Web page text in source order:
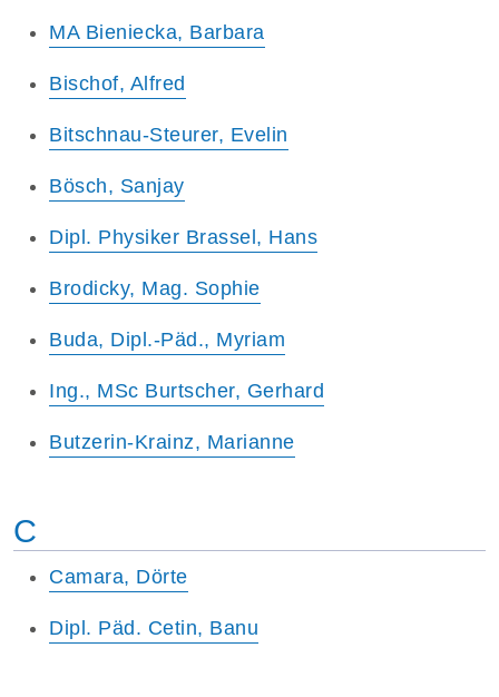
MA Bieniecka, Barbara
Bischof, Alfred
Bitschnau-Steurer, Evelin
Bösch, Sanjay
Dipl. Physiker Brassel, Hans
Brodicky, Mag. Sophie
Buda, Dipl.-Päd., Myriam
Ing., MSc Burtscher, Gerhard
Butzerin-Krainz, Marianne
C
Camara, Dörte
Dipl. Päd. Cetin, Banu